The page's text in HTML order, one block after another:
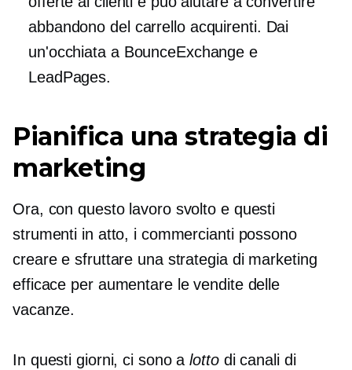
abbandono del carrelloacquirenti. Dai
un'occhiata a BounceExchange e
LeadPages.
Pianifica una strategia di
marketing
Ora, con questo lavoro svolto e questi
strumenti in atto, i commercianti possono
creare e sfruttare una strategia di marketing
efficace per aumentare le vendite delle
vacanze.
In questi giorni, ci sono alottodi canali di